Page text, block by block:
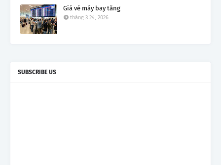
Giá vé máy bay tăng
tháng 3 24, 2026
SUBSCRIBE US